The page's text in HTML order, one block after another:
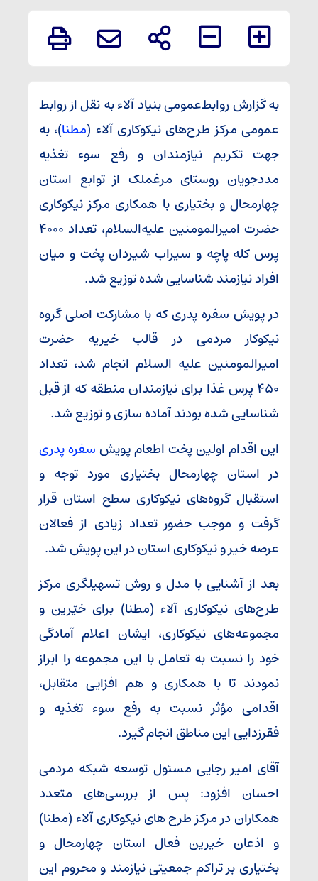
به گزارش روابط‌عمومی بنیاد آلاء به نقل از روابط
عمومی مرکز طرح‌های نیکوکاری آلاء (مطنا)، به
جهت تکریم نیازمندان و رفع سوء تغذیه
مددجویان روستای مرغملک از توابع استان
چهارمحال و بختیاری با همکاری مرکز نیکوکاری
حضرت امیرالمومنین علیه‌السلام، تعداد ۴۰۰۰
پرس کله پاچه و سیراب شیردان پخت و میان
افراد نیازمند شناسایی شده توزیع شد.
در پویش سفره پدری که با مشارکت اصلی گروه
نیکوکار مردمی در قالب خیریه حضرت
امیرالمومنین علیه السلام انجام شد، تعداد
۴۵۰ پرس غذا برای نیازمندان منطقه که از قبل
شناسایی شده بودند آماده سازی و توزیع شد.
این اقدام اولین پخت اطعام پویش سفره پدری
در استان چهارمحال بختیاری مورد توجه و
استقبال گروه‌های نیکوکاری سطح استان قرار
گرفت و موجب حضور تعداد زیادی از فعالان
عرصه خیر و نیکوکاری استان در این پویش شد.
بعد از آشنایی با مدل و روش تسهیلگری مرکز
طرح‌های نیکوکاری آلاء (مطنا) برای خیّرین و
مجموعه‌های نیکوکاری، ایشان اعلام آمادگی
خود را نسبت به تعامل با این مجموعه را ابراز
نمودند تا با همکاری و هم افزایی متقابل،
اقدامی مؤثر نسبت به رفع سوء تغذیه و
فقرزدایی این مناطق انجام گیرد.
آقای امیر رجایی مسئول توسعه شبکه مردمی
احسان افزود: پس از بررسی‌های متعدد
همکاران در مرکز طرح های نیکوکاری آلاء (مطنا)
و اذعان خیرین فعال استان چهارمحال و
بختیاری بر تراکم جمعیتی نیازمند و محروم این